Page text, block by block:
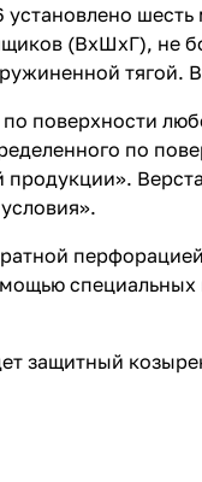
(ВхШхГ), не
тягой.
поверхности
по
защитный